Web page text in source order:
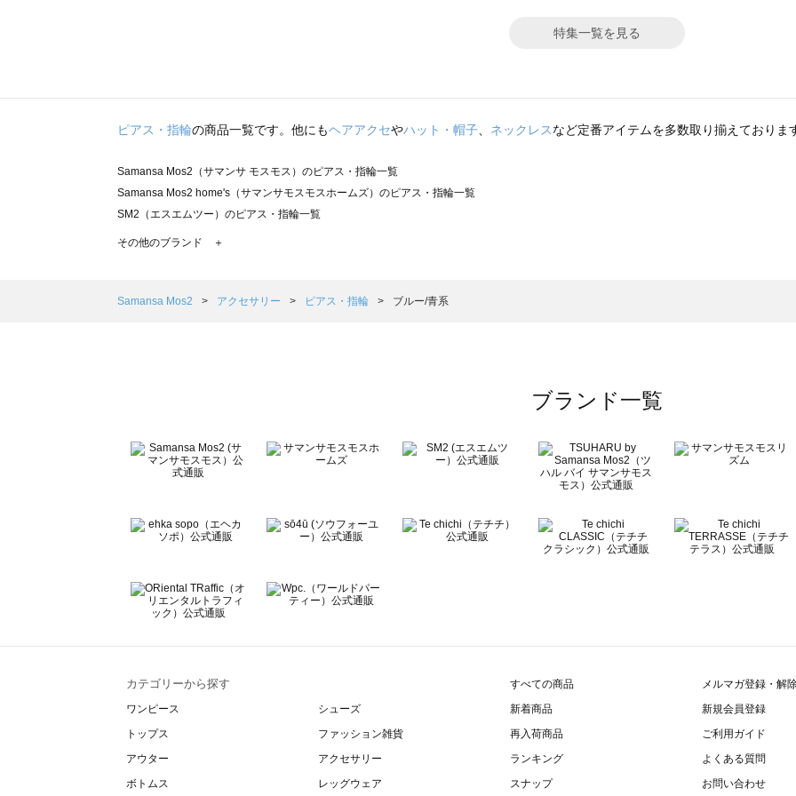
特集一覧を見る
ピアス・指輪の商品一覧です。他にもヘアアクセやハット・帽子 ネックレスなど定番アイテムを多数取り揃えておりま
Samansa Mos2（サマンサ モスモス）のピアス・指輪一覧
Samansa Mos2 home's（サマンサモスモスホームズ）のピアス・指輪一覧
SM2（エスエムツー）のピアス・指輪一覧
TSUHARU by Samansa Mos2（ツハルバイサマンサモスモス）のピアス・指輪一覧
Samansa Mos2 Lagom（サマンサモスモス ラーゴム）のピアス・指輪一覧
BETTY'S BLUE（べティーズブルー）のピアス・指輪一覧
Wpc.（ワールドパーティー）のピアス・指輪一覧
その他のブランド ＋
Samansa Mos2 アクセサリー ピアス・指輪 ブルー/青系
ブランド一覧
カテゴリーから探す
ワンピース
トップス
アウター
ボトムス
シューズ
ファッション雑貨
アクセサリー
レッグウェア
すべての商品
新着商品
再入荷商品
ランキング
スナップ
メルマガ登録・解
新規会員登録
ご利用ガイド
よくある質問
お問い合わせ